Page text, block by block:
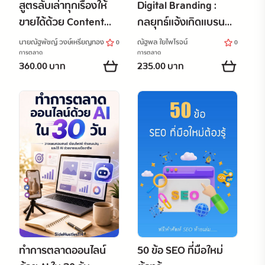
สูตรลับเล่าทุกเรื่องให้
ขายได้ด้วย Content
Formula x AI
นายณัฐพัชญ์ วงษ์เหรียญทอง 0
การตลาด
360.00 บาท
Digital Branding :
กลยุทธ์แจ้งเกิดแบรนด์
เล็ก ให้เติบใหญ่ได้อย่าง
ยั่งยืน
ณัฐพล ใยไพโรจน์ 0
การตลาด
235.00 บาท
ทำการตลาดออนไลน์ 50 ข้อ SEO ที่มือใหม่